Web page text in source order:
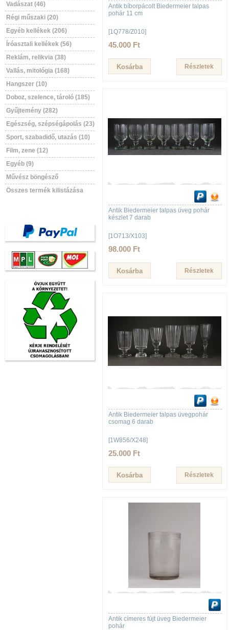
Vadászat (46)
Régi műszaki (20)
Egyéb kellékek (206)
Íróasztali kellékek (56)
Reklám, relikvia (38)
Vallás, mitológia (168)
Hangszer (10)
Doboz, szelence, tároló (185)
Gyűjtemény (282)
Egészség, szépségápolás (23)
Sport, szabadidő, utazás (10)
Film, zene (12)
Egyéb (9)
Művész böngésző
Összes termék kilistázása
Antik bíborpácolt Biedermeier talpas
pohár 11 cm
[1Q778/Z010]
45.000 Ft
Részletek
Antik Biedermeier talpas üveg pohár
készlet 7 darab
[1O713/X103]
98.000 Ft
Részletek
Antik Biedermeier talpas üvegpohár
csomag 6 darab
[1W856/X248]
25.000 Ft
Részletek
Antik címeres fújt üveg Biedermeier
pohár